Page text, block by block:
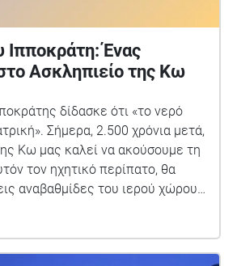
Ιπποκράτη: Ένας
Ασκληπιείο της Κω
δίδασκε ότι «το νερό
Σήμερα, 2.500 χρόνια μετά,
Κω μας καλεί να ακούσουμε τη
αναβαθμίδες του ιερού χώρου:
της ίασης • Αρχαία Λουτρά - Η
• Ναός του Ασκληπιού - Το